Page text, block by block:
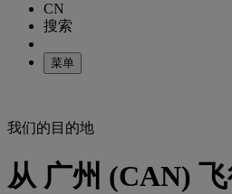
CN
搜索
菜单
我们的目的地
从 广州 (CAN)